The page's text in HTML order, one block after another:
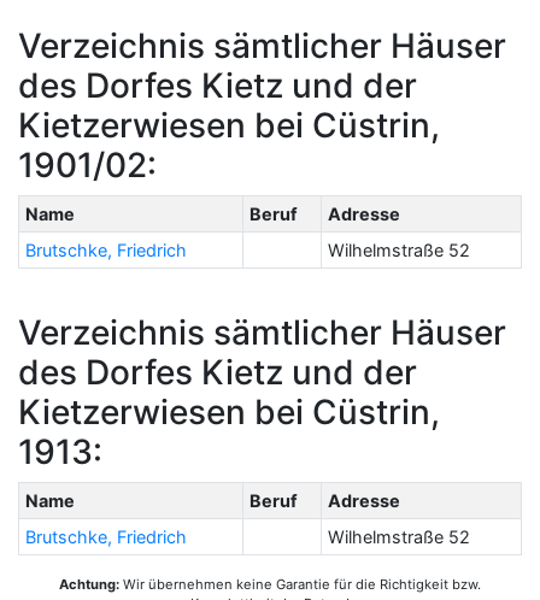
Verzeichnis sämtlicher Häuser
des Dorfes Kietz und der
Kietzerwiesen bei Cüstrin,
1901/02:
Name Beruf
Adresse
Brutschke, Friedrich
Wilhelmstraße 52
Verzeichnis sämtlicher Häuser
des Dorfes Kietz und der
Kietzerwiesen bei Cüstrin,
1913:
Name Beruf
Adresse
Brutschke, Friedrich
Wilhelmstraße 52
Achtung: Wir übernehmen keine Garantie für die Richtigkeit bzw.